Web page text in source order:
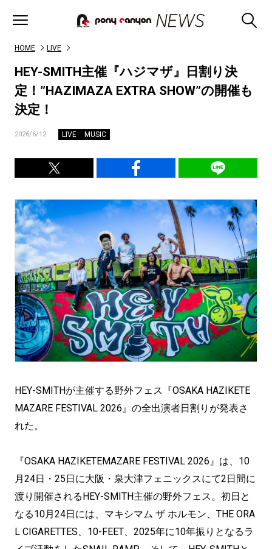
HOME LIVE
HEY-SMITH主催『ハジマザ』日割り決
定！”HAZIMAZA EXTRA SHOW”の開催も
決定！
2026/6/12 LIVE MUSIC
HEY-SMITHが主催する野外フェス『OSAKA HAZIKETE
MAZARE FESTIVAL 2026』の全出演者日割りが発表さ
れた。
『OSAKA HAZIKETEMAZARE FESTIVAL 2026』は、10
月24日・25日に大阪・泉大津フェニックスにて2日間に
渡り開催されるHEY-SMITH主催の野外フェス。初日と
なる10月24日には、マキシマム ザ ホルモン、THE ORA
L CIGARETTES、10-FEET、2025年に10年振りとなるラ